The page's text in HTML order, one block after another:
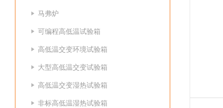
马弗炉
可编程高低温试验箱
高低温交变环境试验箱
大型高低温交变试验箱
高低温交变湿热试验箱
非标高低温湿热试验箱